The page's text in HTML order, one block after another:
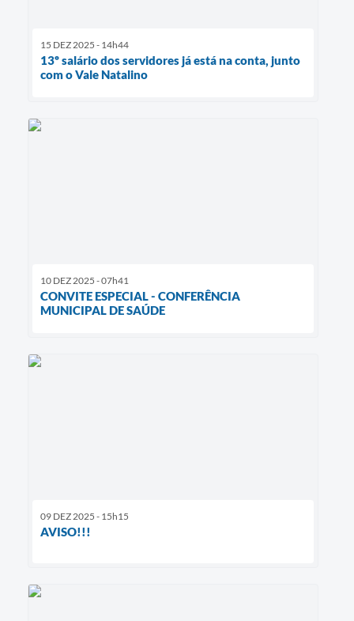
15 DEZ 2025 - 14h44
13º salário dos servidores já está na conta, junto
com o Vale Natalino
10 DEZ 2025 - 07h41
CONVITE ESPECIAL - CONFERÊNCIA
MUNICIPAL DE SAÚDE
09 DEZ 2025 - 15h15
AVISO!!!